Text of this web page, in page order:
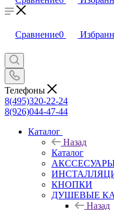
Сравнение0
Телефоны
8(495)320-22-24
8(926)044-47-44
Каталог
Назад
Каталог
КНОПКИ
ДУШЕВЫЕ
Назад